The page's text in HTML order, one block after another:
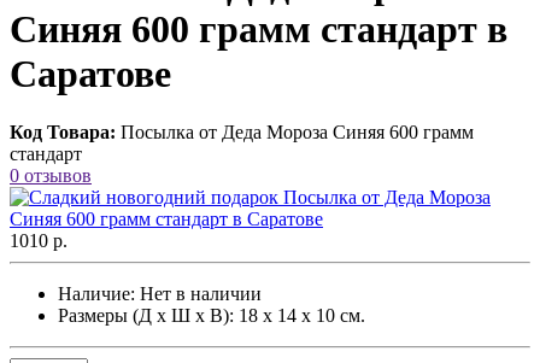
Синяя 600 грамм стандарт в
Саратове
Код Товара: Посылка от Деда Мороза Синяя 600 грамм
стандарт
0 отзывов
1010 р.
Наличие: Нет в наличии
Размеры (Д х Ш х В): 18 х 14 х 10 см.